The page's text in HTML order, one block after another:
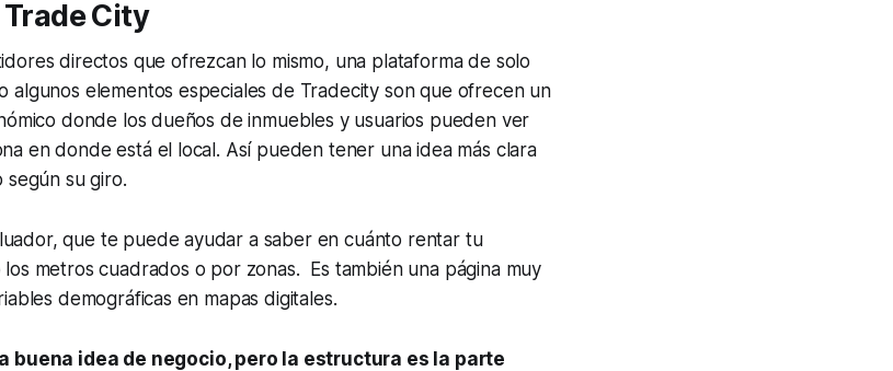
City
directos que ofrezcan lo mismo, una plataforma de solo
algunos elementos especiales de Tradecity son que ofrecen un
donde los dueños de inmuebles y usuarios pueden ver
en donde está el local. Así pueden tener una idea más clara
según su giro.
que te puede ayudar a saber en cuánto rentar tu
metros cuadrados o por zonas. Es también una página muy
demográficas en mapas digitales.
buena idea de negocio, pero la estructura es la parte